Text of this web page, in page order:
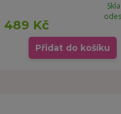
489 Kč
Přidat do košíku